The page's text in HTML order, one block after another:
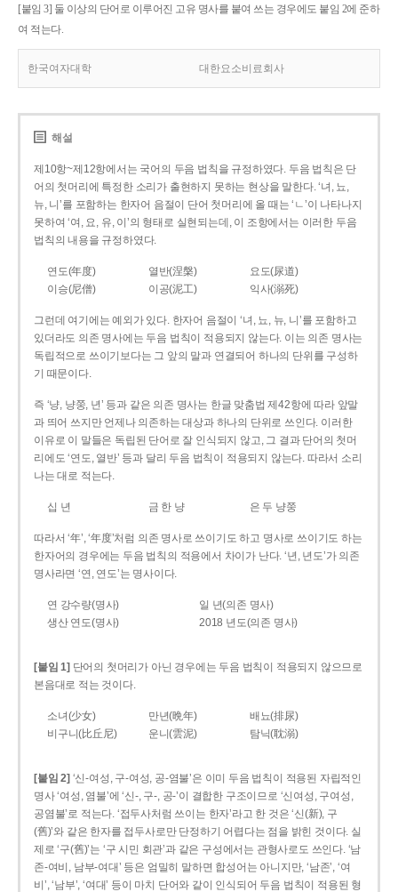
[붙임 3] 둘 이상의 단어로 이루어진 고유 명사를 붙여 쓰는 경우에도 붙임 2에 준하
여 적는다.
한국여자대학 대한요소비료회사
해설
제10항~제12항에서는 국어의 두음 법칙을 규정하였다. 두음 법칙은 단
어의 첫머리에 특정한 소리가 출현하지 못하는 현상을 말한다. ‘녀, 뇨,
뉴, 니’를 포함하는 한자어 음절이 단어 첫머리에 올 때는 ‘ㄴ’이 나타나지
못하여 ‘여, 요, 유, 이’의 형태로 실현되는데, 이 조항에서는 이러한 두음
법칙의 내용을 규정하였다.
연도(年度) 열반(涅槃)
요도(尿道)
이승(尼僧)
이공(泥工) 익사(溺死)
그런데 여기에는 예외가 있다. 한자어 음절이 ‘녀, 뇨, 뉴, 니’를 포함하고
있더라도 의존 명사에는 두음 법칙이 적용되지 않는다. 이는 의존 명사는
독립적으로 쓰이기보다는 그 앞의 말과 연결되어 하나의 단위를 구성하
기 때문이다.
즉 ‘냥, 냥쭝, 년’ 등과 같은 의존 명사는 한글 맞춤법 제42항에 따라 앞말
과 띄어 쓰지만 언제나 의존하는 대상과 하나의 단위로 쓰인다. 이러한
이유로 이 말들은 독립된 단어로 잘 인식되지 않고, 그 결과 단어의 첫머
리에도 ‘연도, 열반’ 등과 달리 두음 법칙이 적용되지 않는다. 따라서 소리
나는 대로 적는다.
십 년 금 한 냥 은 두 냥쭝
따라서 ‘年’, ‘年度’처럼 의존 명사로 쓰이기도 하고 명사로 쓰이기도 하는
한자어의 경우에는 두음 법칙의 적용에서 차이가 난다. ‘년, 년도’가 의존
명사라면 ‘연, 연도’는 명사이다.
연 강수량(명사)
일 년(의존 명사)
생산 연도(명사)
2018 년도(의존 명사)
[붙임 1] 단어의 첫머리가 아닌 경우에는 두음 법칙이 적용되지 않으므로
본음대로 적는 것이다.
소녀(少女) 만년(晩年)
배뇨(排尿)
비구니(比丘尼)
운니(雲泥) 탐닉(耽溺)
[붙임 2] ‘신-여성, 구-여성, 공-염불’은 이미 두음 법칙이 적용된 자립적인
명사 ‘여성, 염불’에 ‘신-, 구-, 공-’이 결합한 구조이므로 ‘신여성, 구여성,
공염불’로 적는다. ‘접두사처럼 쓰이는 한자’라고 한 것은 ‘신(新), 구
(舊)’와 같은 한자를 접두사로만 단정하기 어렵다는 점을 밝힌 것이다. 실
제로 ‘구(舊)’는 ‘구 시민 회관’과 같은 구성에서는 관형사로도 쓰인다. ‘남
존­-여비, 남부-­여대’ 등은 엄밀히 말하면 합성어는 아니지만, ‘남존’, ‘여
비’, ‘남부’, ‘여대’ 등이 마치 단어와 같이 인식되어 두음 법칙이 적용된 형